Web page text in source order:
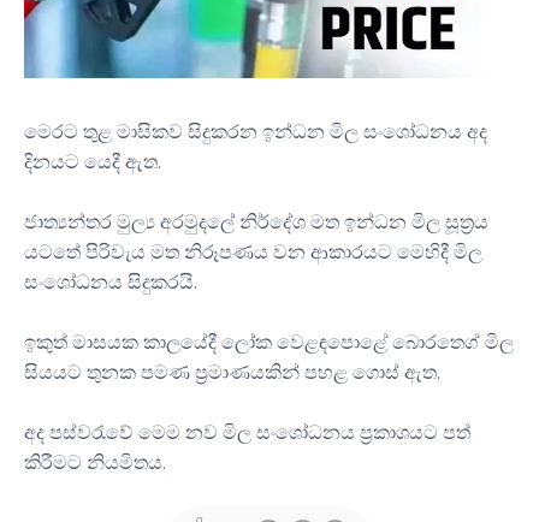
මෙරට තුළ මාසිකව සිදුකරන ඉන්ධන මිල සංශෝධනය අද
දිනයට යෙදී ඇත.
ජාත්‍යන්තර මුල්‍ය අරමුදලේ නිර්දේශ මත ඉන්ධන මිල සූත‍්‍රය
යටතේ පිරිවැය මත නිරූපණය වන ආකාරයට මෙහිදී මිල
සංශෝධනය සිදුකරයි.
ඉකුත් මාසයක කාලයේදී ලෝක වෙළඳපොළේ බොරතෙග් මිල
සියයට තුනක පමණ ප්‍රමාණයකින් පහළ ගොස් ඇත.
අද පස්වරැවේ මෙම නව මිල සංශෝධනය ප්‍රකාශයට පත්
කිරීමට නියමිතය.